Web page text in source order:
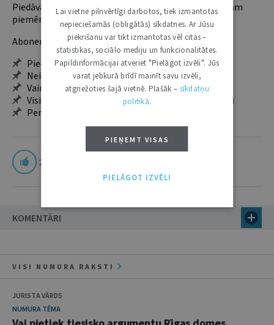
Piedāvājam trīs abonementu veidus. Vienam lietotājam
piemērotākais ir "Mazais" (3, 6 un 12 mēnešiem).
Abonentu ieguvumi:
Pieeja jaunākajam izdevumam
Neierobežota pieeja arhīvam – 24 h/7 d.
Vairāk nekā 18 000 rakstu un 2000 autoru
Visi tematiskie numuri un ikgadējie grāmatžurnāli
Personalizētās iespējas – piezīmes, citāti, mapes
22
KOMENTĀRI
VISI NUMURA RAKSTI
JURISTA VĀRDS
NUMURA TĒMA
Lai vietne pilnvērtīgi darbotos, tiek izmantotas
nepieciešamās (obligātās) sīkdatnes. Ar Jūsu
piekrišanu var tikt izmantotas vēl citas –
statistikas, sociālo mediju un funkcionalitātes.
Papildinformācijai atveriet "Pielāgot izvēli". Jūs
varat jebkurā brīdī mainīt savu izvēli,
atgriežoties šajā vietnē. Plašāk – sīkdatņu
politikā.
PIEŅEMT VISAS
PIELĀGOT IZVĒLI